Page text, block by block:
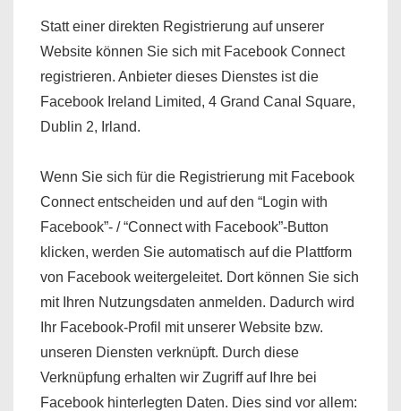
Statt einer direkten Registrierung auf unserer
Website können Sie sich mit Facebook Connect
registrieren. Anbieter dieses Dienstes ist die
Facebook Ireland Limited, 4 Grand Canal Square,
Dublin 2, Irland.
Wenn Sie sich für die Registrierung mit Facebook
Connect entscheiden und auf den “Login with
Facebook”- / “Connect with Facebook”-Button
klicken, werden Sie automatisch auf die Plattform
von Facebook weitergeleitet. Dort können Sie sich
mit Ihren Nutzungsdaten anmelden. Dadurch wird
Ihr Facebook-Profil mit unserer Website bzw.
unseren Diensten verknüpft. Durch diese
Verknüpfung erhalten wir Zugriff auf Ihre bei
Facebook hinterlegten Daten. Dies sind vor allem: